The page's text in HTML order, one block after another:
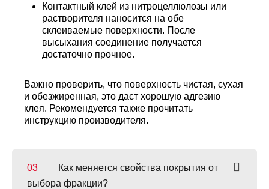
Контактный клей из нитроцеллюлозы или
растворителя наносится на обе
склеиваемые поверхности. После
высыхания соединение получается
достаточно прочное.
Важно проверить, что поверхность чистая, сухая
и обезжиренная, это даст хорошую адгезию
клея. Рекомендуется также прочитать
инструкцию производителя.
Как меняется свойства покрытия от
выбора фракции?